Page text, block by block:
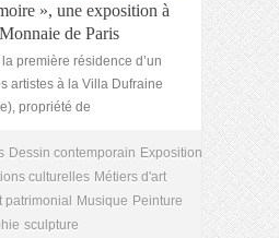
», une exposition à
de Paris
première résidence d’un
artistes à la Villa Dufraine
propriété de
Dessin contemporain Exposition
culturelles Métiers d'art
patrimonial
Musique Peinture
sculpture